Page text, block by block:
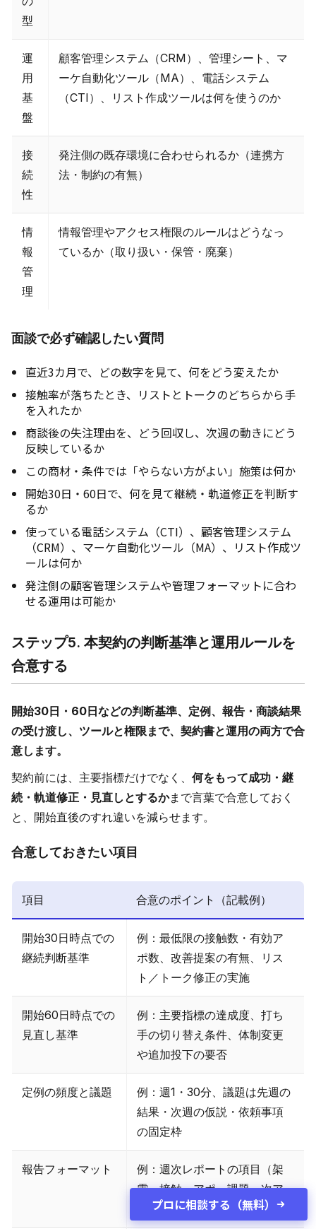
型
運
用
基
盤
顧客管理システム（CRM）、管理シート、マ
ーケ自動化ツール（MA）、電話システム
（CTI）、リスト作成ツールは何を使うのか
接
続
性
発注側の既存環境に合わせられるか（連携方
法・制約の有無）
情
報
管
理
情報管理やアクセス権限のルールはどうなっ
ているか（取り扱い・保管・廃棄）
面談で必ず確認したい質問
直近3カ月で、どの数字を見て、何をどう変えたか
接触率が落ちたとき、リストとトークのどちらから手
を入れたか
商談後の失注理由を、どう回収し、次週の動きにどう
反映しているか
この商材・条件では「やらない方がよい」施策は何か
開始30日・60日で、何を見て継続・軌道修正を判断す
るか
使っている電話システム（CTI）、顧客管理システム
（CRM）、マーケ自動化ツール（MA）、リスト作成ツ
ールは何か
発注側の顧客管理システムや管理フォーマットに合わ
せる運用は可能か
ステップ5. 本契約の判断基準と運用ルールを
合意する
開始30日・60日などの判断基準、定例、報告・商談結果
の受け渡し、ツールと権限まで、契約書と運用の両方で合
意します。
契約前には、主要指標だけでなく、 何をもって成功・継
続・軌道修正・見直しとするかまで言葉で合意しておく
と、開始直後のすれ違いを減らせます。
合意しておきたい項目
項目 合意のポイント（記載例）
開始30日時点での
継続判断基準
例：最低限の接触数・有効ア
ポ数、改善提案の有無、リス
ト／トーク修正の実施
開始60日時点での
見直し基準
例：主要指標の達成度、打ち
手の切り替え条件、体制変更
や追加投下の要否
定例の頻度と議題
例：週1・30分、議題は先週の
結果・次週の仮説・依頼事項
の固定枠
報告フォーマット
例：週次レポートの項目（架
電・接触・アポ・課題・次ア
クション）
プロに相談する（無料）